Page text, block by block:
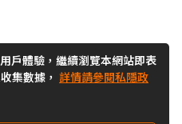
戶體驗，繼續瀏覽本網站即表
集數據， 詳情請參閱私隱政